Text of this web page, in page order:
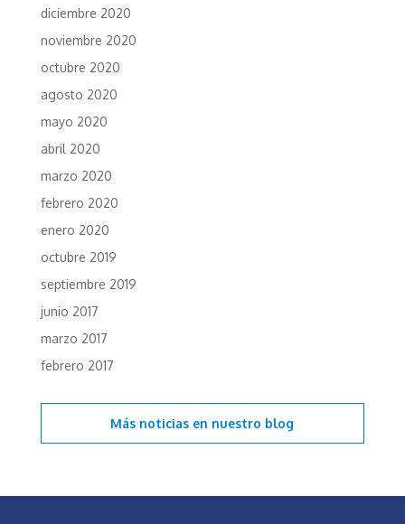
diciembre 2020
noviembre 2020
octubre 2020
agosto 2020
mayo 2020
abril 2020
marzo 2020
febrero 2020
enero 2020
octubre 2019
septiembre 2019
junio 2017
marzo 2017
febrero 2017
Más noticias en nuestro blog